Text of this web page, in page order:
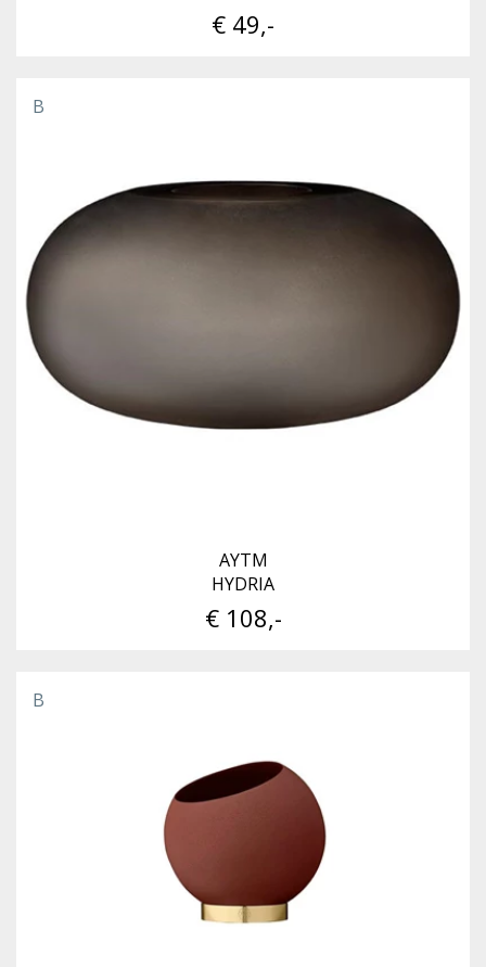
€ 49,-
B
AYTM
HYDRIA
€ 108,-
B